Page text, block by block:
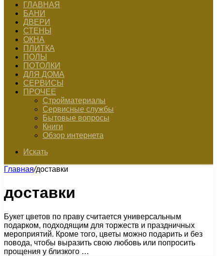
ГЛАВНАЯ
БАНИ
ДВЕРИ
СТЕНЫ
ОКНА
ПЛИТКА
ПОЛЫ
ПОТОЛКИ
ДЛЯ ДОМА
СЕРВИСЫ
ПРОЧЕЕ
Стройматериалы
Сервисные службы
Бытовые вопросы
Книги
Обзор интернета
Искать
Главная/доставки
доставки
Букет цветов по праву считается универсальным
подарком, подходящим для торжеств и праздничных
мероприятий. Кроме того, цветы можно подарить и без
повода, чтобы выразить свою любовь или попросить
прощения у близкого …